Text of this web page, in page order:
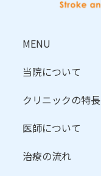
MENU
当院について
クリニックの特長
医師について
治療の流れ